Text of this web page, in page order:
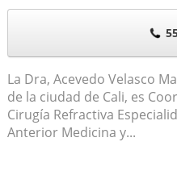
La Dra, Acevedo Velasco
de la ciudad de Cali, es
Cirugía Refractiva
Anterior Medicina y...